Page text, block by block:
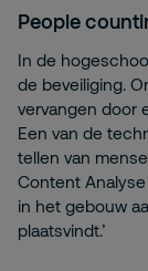
People
In de
de beveiliging.
vervangen door
Een van de
tellen van
Content Analyse
in het gebouw
plaatsvindt.’